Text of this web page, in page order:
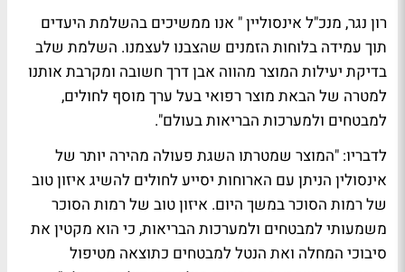
רון נגר, מנכ"ל אינסוליין " אנו ממשיכים בהשלמת היעדים
תוך עמידה בלוחות הזמנים שהצבנו לעצמנו. השלמת שלב
בדיקת יעילות המוצר מהווה אבן דרך חשובה ומקרבת אותנו
למטרה של הבאת מוצר רפואי בעל ערך מוסף לחולים,
למבטחים ולמערכות הבריאות בעולם".
לדבריו: "המוצר שמטרתו השגת פעולה מהירה יותר של
אינסולין הניתן עם הארוחות יסייע לחולים להשיג איזון טוב
של רמות הסוכר במשך היום. איזון טוב של רמות הסוכר
משמעותי למבטחים ולמערכות הבריאות, כי הוא מקטין את
סיבוכי המחלה ואת הנטל למבטחים כתוצאה מטיפול